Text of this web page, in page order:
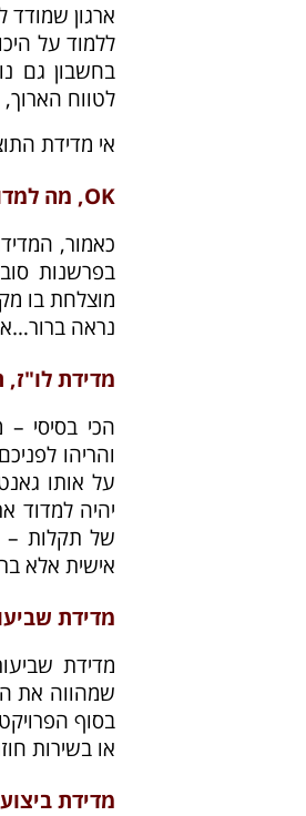
ארגון שמודד
ללמוד על
בחשבון גם
לטווח
אי מדידת
OK, מה למדוד?
כאמור,
בפרשנות
מוצלחת בו
נראה
מדידת לו"ז,
הכי בסיסי
והריהו
על אותו
יהיה למדוד
של תקלות –
אישית אלא
מדידת
מדידת
שמהווה את
בסוף
או בשירות
מדידת